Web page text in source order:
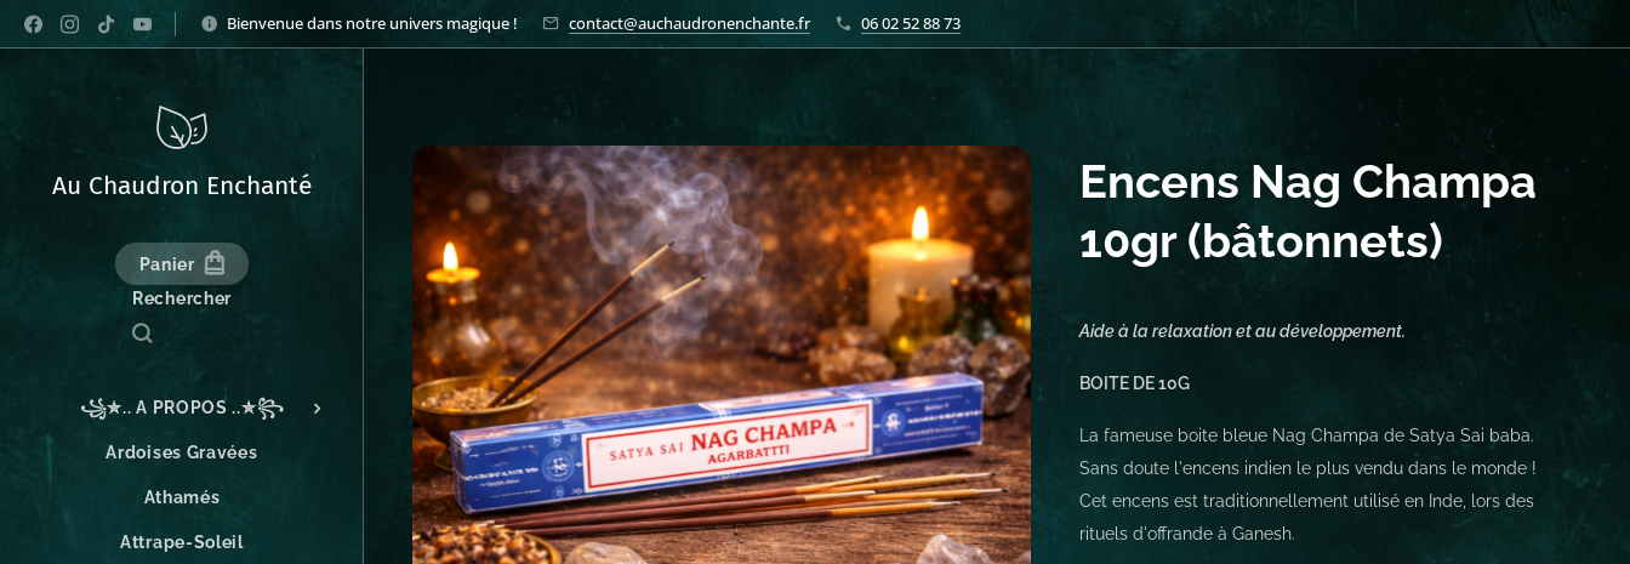
Bienvenue dans notre univers magique ! contact@auchaudronenchante.fr 06 02 52 88 73
Au Chaudron Enchanté
Panier
Rechercher
꧁✮.. A PROPOS ..✮꧂
Ardoises Gravées
Athamés
Attrape-Soleil
Encens Nag Champa
10gr (bâtonnets)
Aide à la relaxation et au développement.
BOITE DE 10G
La fameuse boite bleue Nag Champa de Satya Sai baba.
Sans doute l'encens indien le plus vendu dans le monde !
Cet encens est traditionnellement utilisé en Inde, lors des
rituels d'offrande à Ganesh.